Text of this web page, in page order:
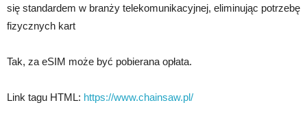
się standardem w branży telekomunikacyjnej, eliminując potrzebę
fizycznych kart
Tak, za eSIM może być pobierana opłata.
Link tagu HTML: https://www.chainsaw.pl/